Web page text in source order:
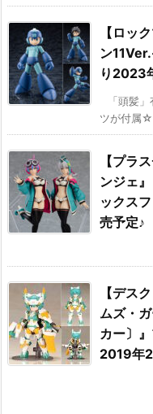
【ロッ
ン
り2023
「頭髪
ツが付属☆
【プラ
ンジェ
ックス
売予定♪
【デス
ムズ・
カー〕
2019年